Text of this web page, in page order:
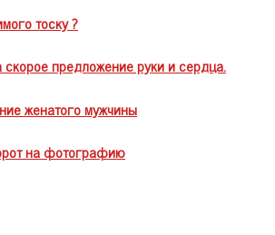
тоску ?
предложение руки и сердца.
женатого мужчины
на фотографию